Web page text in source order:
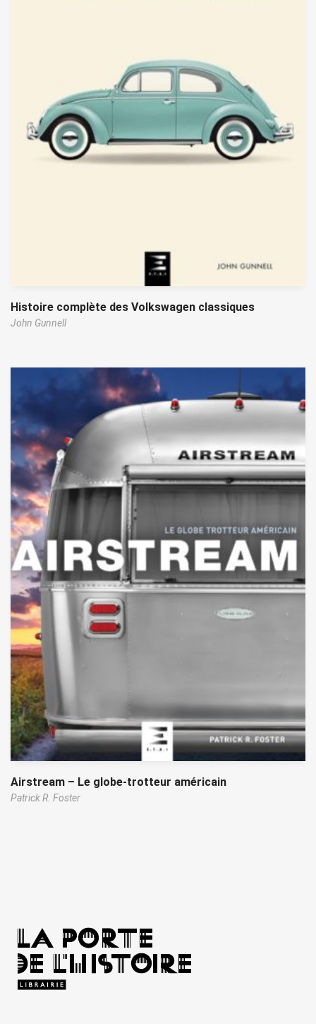
Histoire complète des Volkswagen classiques
John Gunnell
Airstream – Le globe-trotteur américain
Patrick R. Foster